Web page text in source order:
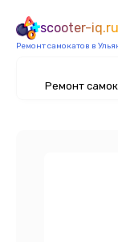
scooter-iq.ru
Ремонт самокатов в
Ремонт